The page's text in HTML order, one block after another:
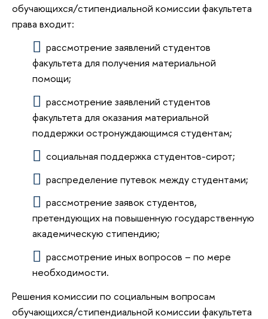
обучающихся/стипендиальной комиссии факультета
права входит:
рассмотрение заявлений студентов
факультета для получения материальной
помощи;
рассмотрение заявлений студентов
факультета для оказания материальной
поддержки остронуждающимся студентам;
социальная поддержка студентов-сирот;
распределение путевок между студентами;
рассмотрение заявок студентов,
претендующих на повышенную государственную
академическую стипендию;
рассмотрение иных вопросов – по мере
необходимости.
Решения комиссии по социальным вопросам
обучающихся/стипендиальной комиссии факультета